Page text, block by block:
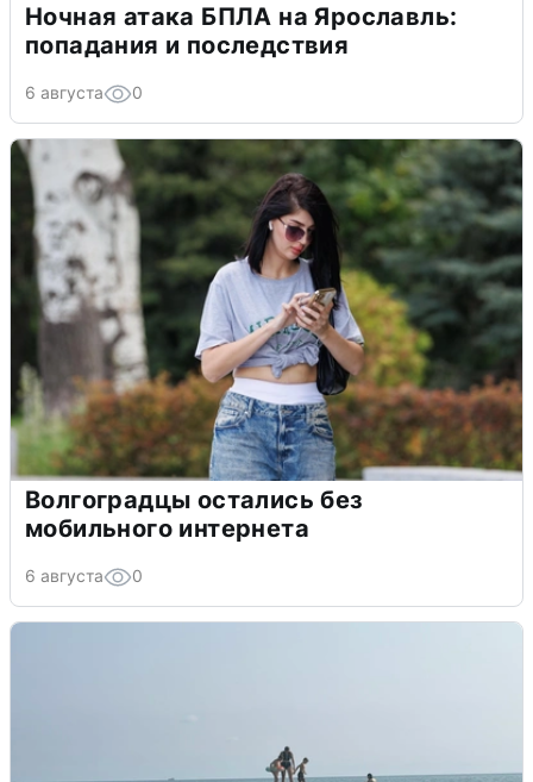
Ночная атака БПЛА на Ярославль:
попадания и последствия
6 августа 0
Волгоградцы остались без
мобильного интернета
6 августа 0